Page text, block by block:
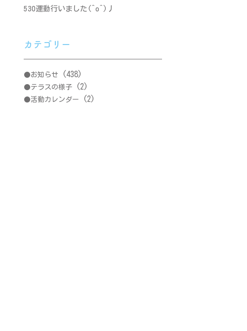
530運動行いました(^o^)丿
カテゴリー
お知らせ (438)
テラスの様子 (2)
活動カレンダー (2)